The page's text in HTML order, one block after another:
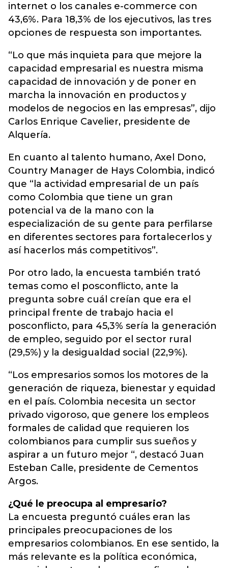
internet o los canales e-commerce con
43,6%. Para 18,3% de los ejecutivos, las tres
opciones de respuesta son importantes.
“Lo que más inquieta para que mejore la
capacidad empresarial es nuestra misma
capacidad de innovación y de poner en
marcha la innovación en productos y
modelos de negocios en las empresas”, dijo
Carlos Enrique Cavelier, presidente de
Alquería.
En cuanto al talento humano, Axel Dono,
Country Manager de Hays Colombia, indicó
que “la actividad empresarial de un país
como Colombia que tiene un gran
potencial va de la mano con la
especialización de su gente para perfilarse
en diferentes sectores para fortalecerlos y
así hacerlos más competitivos”.
Por otro lado, la encuesta también trató
temas como el posconflicto, ante la
pregunta sobre cuál creían que era el
principal frente de trabajo hacia el
posconflicto, para 45,3% sería la generación
de empleo, seguido por el sector rural
(29,5%) y la desigualdad social (22,9%).
“Los empresarios somos los motores de la
generación de riqueza, bienestar y equidad
en el país. Colombia necesita un sector
privado vigoroso, que genere los empleos
formales de calidad que requieren los
colombianos para cumplir sus sueños y
aspirar a un futuro mejor “, destacó Juan
Esteban Calle, presidente de Cementos
Argos.
¿Qué le preocupa al empresario?
La encuesta preguntó cuáles eran las
principales preocupaciones de los
empresarios colombianos. En ese sentido, la
más relevante es la política económica,